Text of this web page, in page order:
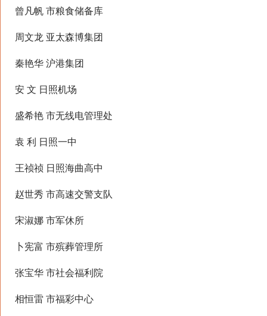
曾凡帆 市粮食储备库
周文龙 亚太森博集团
秦艳华 沪港集团
安 文 日照机场
盛希艳 市无线电管理处
袁 利 日照一中
王祯祯 日照海曲高中
赵世秀 市高速交警支队
宋淑娜 市军休所
卜宪富 市殡葬管理所
张宝华 市社会福利院
相恒雷 市福彩中心